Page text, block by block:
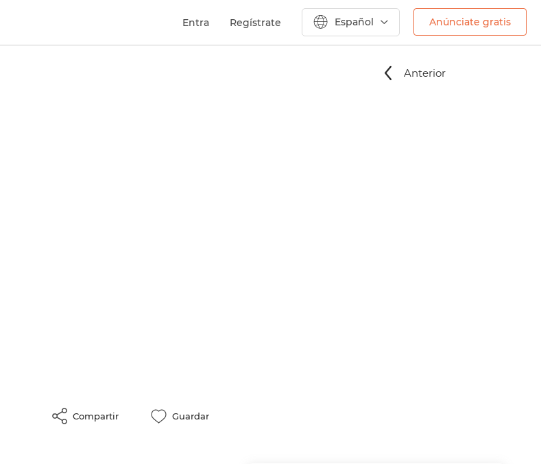
Entra Regístrate Español Anúnciate gratis
Anterior
Compartir Guardar